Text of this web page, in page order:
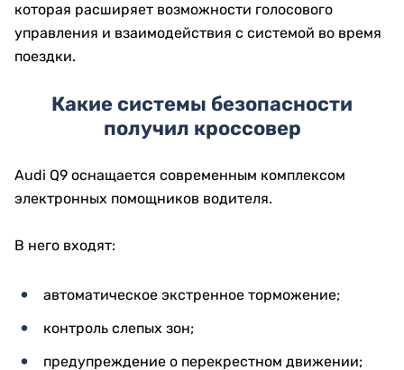
которая расширяет возможности голосового
управления и взаимодействия с системой во время
поездки.
Какие системы безопасности
получил кроссовер
Audi Q9 оснащается современным комплексом
электронных помощников водителя.
В него входят:
автоматическое экстренное торможение;
контроль слепых зон;
предупреждение о перекрестном движении;